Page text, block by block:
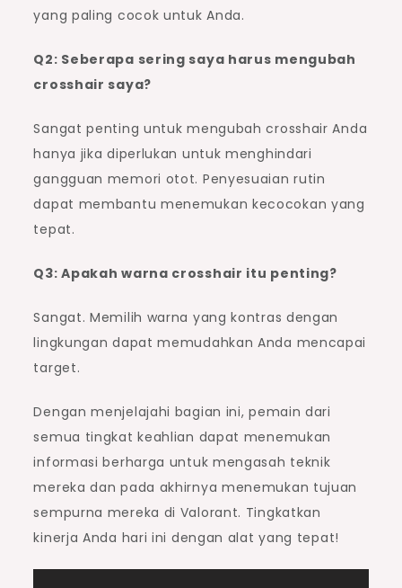
yang paling cocok untuk Anda.
Q2: Seberapa sering saya harus mengubah
crosshair saya?
Sangat penting untuk mengubah crosshair Anda
hanya jika diperlukan untuk menghindari
gangguan memori otot. Penyesuaian rutin
dapat membantu menemukan kecocokan yang
tepat.
Q3: Apakah warna crosshair itu penting?
Sangat. Memilih warna yang kontras dengan
lingkungan dapat memudahkan Anda mencapai
target.
Dengan menjelajahi bagian ini, pemain dari
semua tingkat keahlian dapat menemukan
informasi berharga untuk mengasah teknik
mereka dan pada akhirnya menemukan tujuan
sempurna mereka di Valorant. Tingkatkan
kinerja Anda hari ini dengan alat yang tepat!